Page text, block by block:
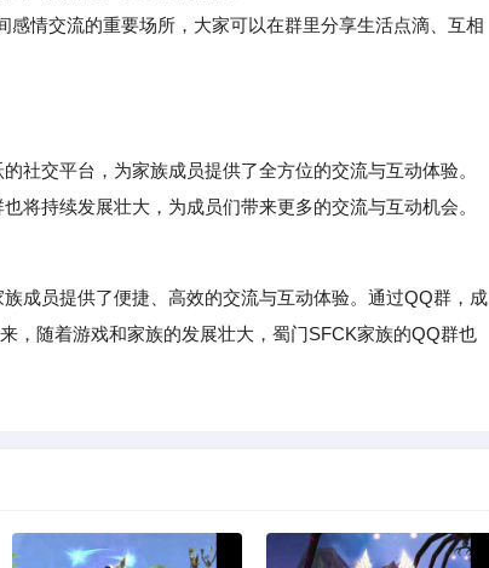
情交流的重要场所，大家可以在群里分享生活点滴、互相
社交平台，为家族成员提供了全方位的交流与互动体验。
将持续发展壮大，为成员们带来更多的交流与互动机会。
员提供了便捷、高效的交流与互动体验。通过QQ群，成
，随着游戏和家族的发展壮大，蜀门SFCK家族的QQ群也